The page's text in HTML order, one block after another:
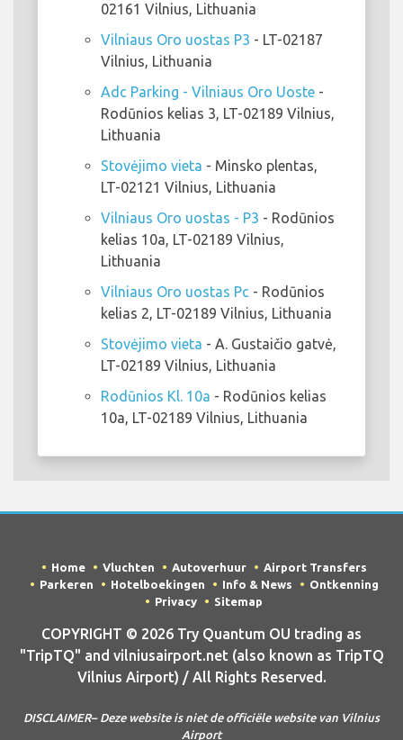
02161 Vilnius, Lithuania
Vilniaus Oro uostas P3 - LT-02187
Vilnius, Lithuania
Adc Parking - Vilniaus Oro Uoste -
Rodūnios kelias 3, LT-02189 Vilnius,
Lithuania
Stovėjimo vieta - Minsko plentas,
LT-02121 Vilnius, Lithuania
Vilniaus Oro uostas - P3 - Rodūnios
kelias 10a, LT-02189 Vilnius,
Lithuania
Vilniaus Oro uostas Pc - Rodūnios
kelias 2, LT-02189 Vilnius, Lithuania
Stovėjimo vieta - A. Gustaičio gatvė,
LT-02189 Vilnius, Lithuania
Rodūnios Kl. 10a - Rodūnios kelias
10a, LT-02189 Vilnius, Lithuania
Home Vluchten Autoverhuur
Airport Transfers
Parkeren
Hotelboekingen Info & News
Ontkenning
Privacy
Sitemap
COPYRIGHT © 2026 Try Quantum OU trading as
"TripTQ" and vilniusairport.net (also known as TripTQ
Vilnius Airport) / All Rights Reserved.
DISCLAIMER– Deze website is niet de officiële website van Vilnius
Airport